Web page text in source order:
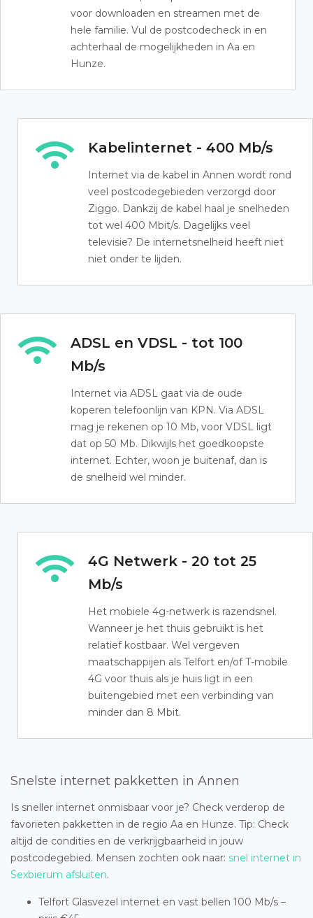
voor downloaden en streamen met de
hele familie. Vul de postcodecheck in en
achterhaal de mogelijkheden in Aa en
Hunze.
Kabelinternet - 400 Mb/s
Internet via de kabel in Annen wordt rond
veel postcodegebieden verzorgd door
Ziggo. Dankzij de kabel haal je snelheden
tot wel 400 Mbit/s. Dagelijks veel
televisie? De internetsnelheid heeft niet
niet onder te lijden.
ADSL en VDSL - tot 100
Mb/s
Internet via ADSL gaat via de oude
koperen telefoonlijn van KPN. Via ADSL
mag je rekenen op 10 Mb, voor VDSL ligt
dat op 50 Mb. Dikwijls het goedkoopste
internet. Echter, woon je buitenaf, dan is
de snelheid wel minder.
4G Netwerk - 20 tot 25
Mb/s
Het mobiele 4g-netwerk is razendsnel.
Wanneer je het thuis gebruikt is het
relatief kostbaar. Wel vergeven
maatschappijen als Telfort en/of T-mobile
4G voor thuis als je huis ligt in een
buitengebied met een verbinding van
minder dan 8 Mbit.
Snelste internet pakketten in Annen
Is sneller internet onmisbaar voor je? Check verderop de
favorieten pakketten in de regio Aa en Hunze. Tip: Check
altijd de condities en de verkrijgbaarheid in jouw
postcodegebied. Mensen zochten ook naar: snel internet in
Sexbierum afsluiten.
Telfort Glasvezel internet en vast bellen 100 Mb/s –